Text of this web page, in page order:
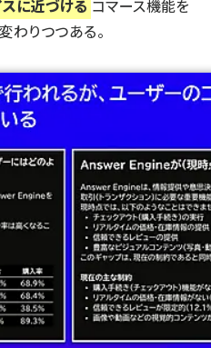
に近づける コマース機能を
わりつつある。